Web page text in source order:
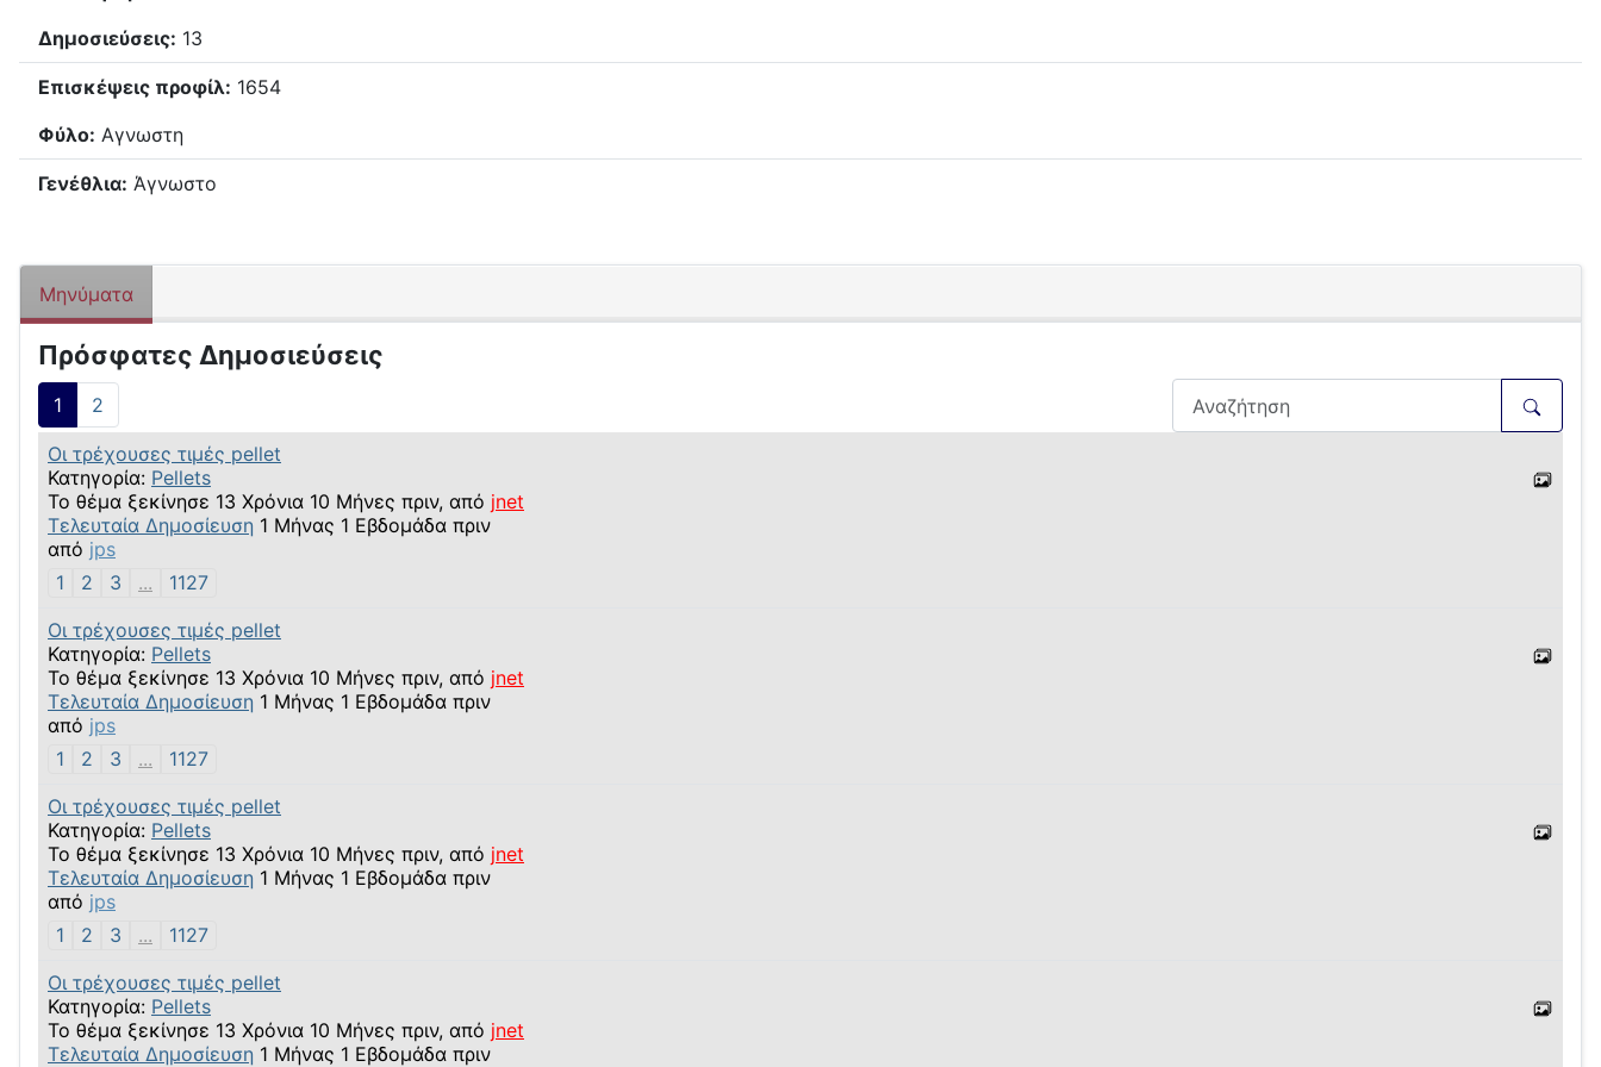
Δημοσιεύσεις: 13
Επισκέψεις προφίλ: 1654
Φύλο: Αγνωστη
Γενέθλια: Άγνωστο
Μηνύματα
Πρόσφατες Δημοσιεύσεις
1 2
Οι τρέχουσες τιμές pellet
Κατηγορία: Pellets
Το θέμα ξεκίνησε 13 Χρόνια 10 Μήνες πριν, από jnet
Τελευταία Δημοσίευση 1 Μήνας 1 Εβδομάδα πριν
από jps
1
2 3 ...
1127
Οι τρέχουσες τιμές pellet
Κατηγορία: Pellets
Το θέμα ξεκίνησε 13 Χρόνια 10 Μήνες πριν, από jnet
Τελευταία Δημοσίευση 1 Μήνας 1 Εβδομάδα πριν
από jps
1
2 3 ...
1127
Οι τρέχουσες τιμές pellet
Κατηγορία: Pellets
Το θέμα ξεκίνησε 13 Χρόνια 10 Μήνες πριν, από jnet
Τελευταία Δημοσίευση 1 Μήνας 1 Εβδομάδα πριν
από jps
1
2 3 ...
1127
Οι τρέχουσες τιμές pellet
Κατηγορία: Pellets
Το θέμα ξεκίνησε 13 Χρόνια 10 Μήνες πριν, από jnet
Τελευταία Δημοσίευση 1 Μήνας 1 Εβδομάδα πριν